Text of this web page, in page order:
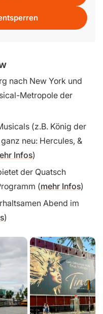
nach New York und
Metropole der
(z.B. König der
neu: Hercules, &
Infos)
der Quatsch
(mehr Infos)
Abend im
)